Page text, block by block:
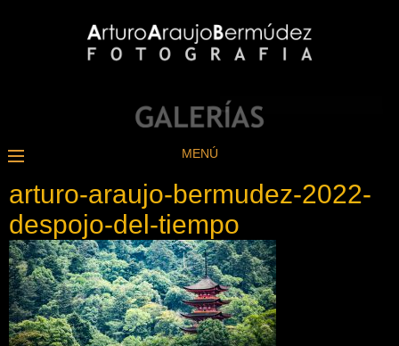
MENÚ
arturo-araujo-bermudez-2022-
despojo-del-tiempo